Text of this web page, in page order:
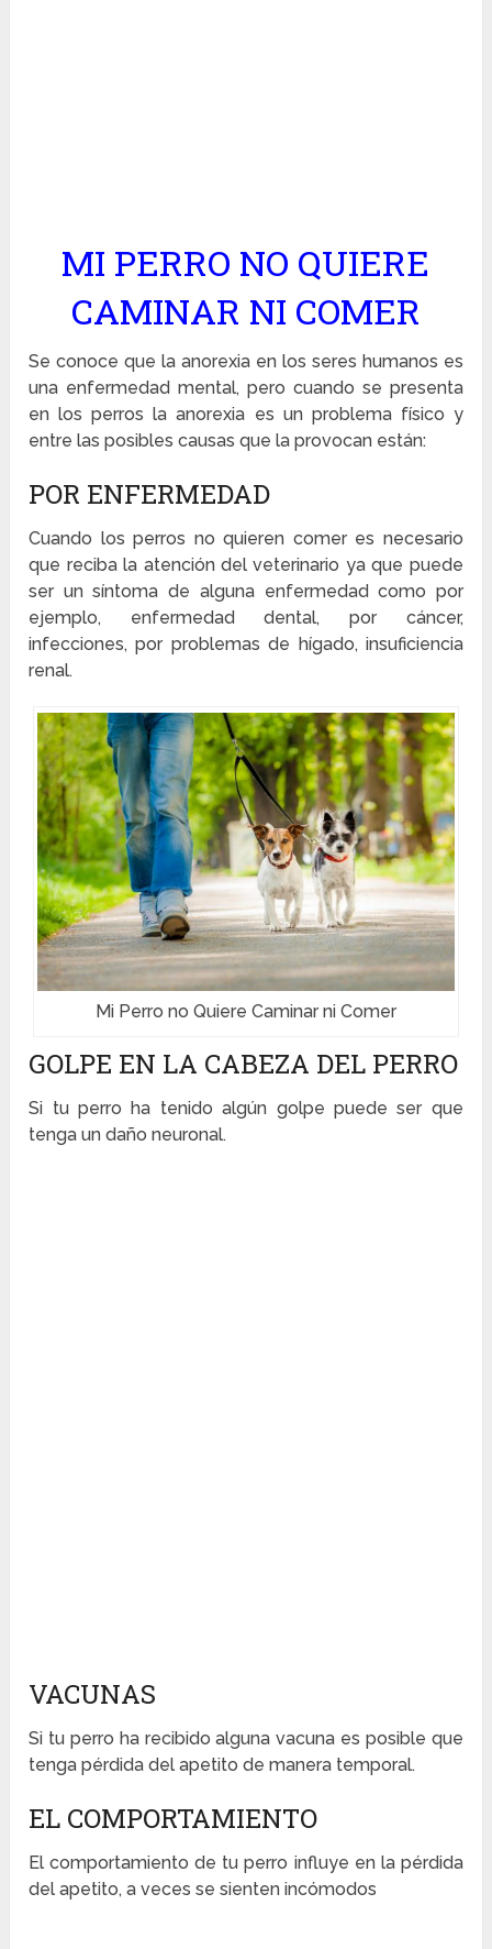
MI PERRO NO QUIERE
CAMINAR NI COMER
Se conoce que la anorexia en los seres humanos es
una enfermedad mental, pero cuando se presenta
en los perros la anorexia es un problema físico y
entre las posibles causas que la provocan están:
POR ENFERMEDAD
Cuando los perros no quieren comer es necesario
que reciba la atención del veterinario ya que puede
ser un síntoma de alguna enfermedad como por
ejemplo, enfermedad dental, por cáncer,
infecciones, por problemas de hígado, insuficiencia
renal.
Mi Perro no Quiere Caminar ni Comer
GOLPE EN LA CABEZA DEL PERRO
Si tu perro ha tenido algún golpe puede ser que
tenga un daño neuronal.
VACUNAS
Si tu perro ha recibido alguna vacuna es posible que
tenga pérdida del apetito de manera temporal.
EL COMPORTAMIENTO
El comportamiento de tu perro influye en la pérdida
del apetito, a veces se sienten incómodos